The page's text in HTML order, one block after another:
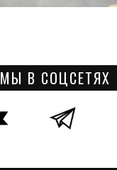
МЫ В СОЦСЕТЯХ